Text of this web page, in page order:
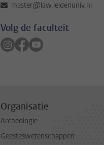
master@law.leidenuniv.nl
Volg de faculteit
Volg ons op instagram
Volg ons op facebook
Volg ons op
Organisatie
Archeologie
Geesteswetenschappen